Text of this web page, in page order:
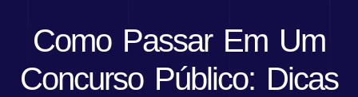
Como Passar Em Um
Concurso Público: Dicas